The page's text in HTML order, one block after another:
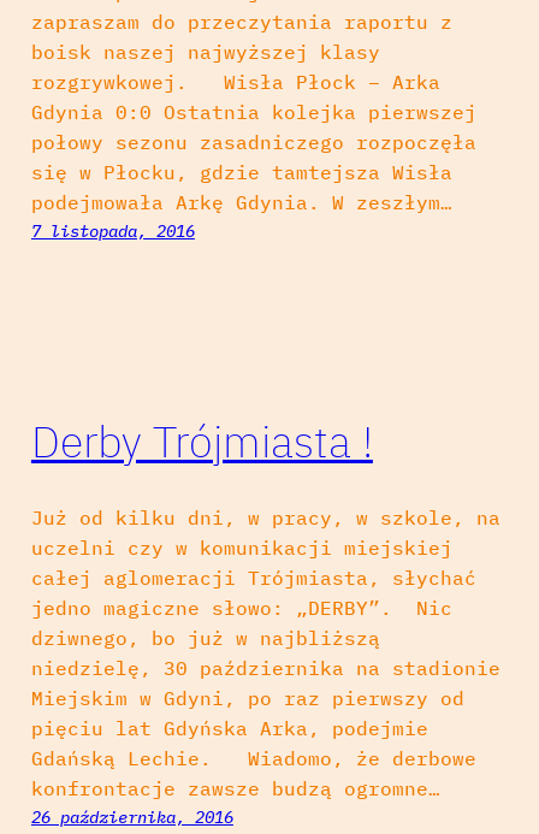
zapraszam do przeczytania raportu z
boisk naszej najwyższej klasy
rozgrywkowej. Wisła Płock – Arka
Gdynia 0:0 Ostatnia kolejka pierwszej
połowy sezonu zasadniczego rozpoczęła
się w Płocku, gdzie tamtejsza Wisła
podejmowała Arkę Gdynia. W zeszłym…
7 listopada, 2016
Derby Trójmiasta !
Już od kilku dni, w pracy, w szkole, na
uczelni czy w komunikacji miejskiej
całej aglomeracji Trójmiasta, słychać
jedno magiczne słowo: „DERBY”. Nic
dziwnego, bo już w najbliższą
niedzielę, 30 października na stadionie
Miejskim w Gdyni, po raz pierwszy od
pięciu lat Gdyńska Arka, podejmie
Gdańską Lechie. Wiadomo, że derbowe
konfrontacje zawsze budzą ogromne…
26 października, 2016